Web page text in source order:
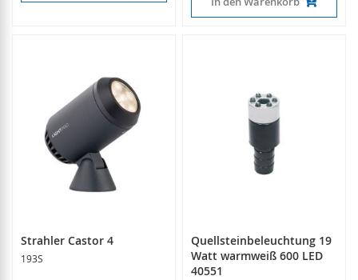
Strahler Castor 4
193S
Quellsteinbeleuchtung 19
Watt warmweiß 600 LED
40551